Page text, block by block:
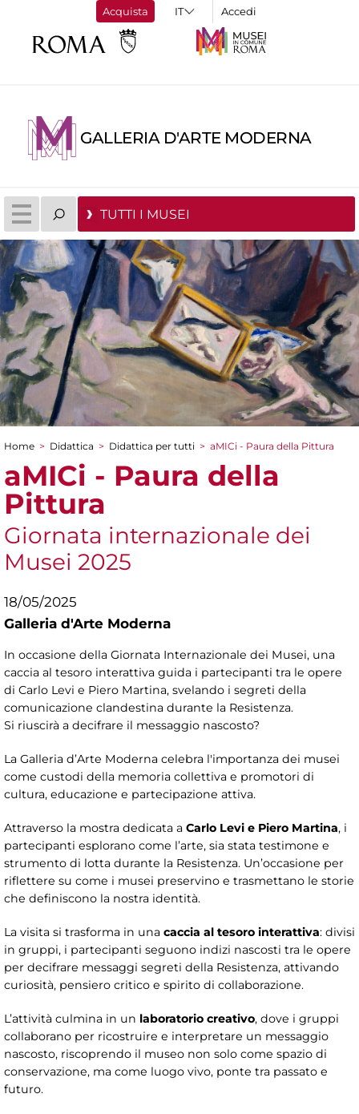
Acquista Accedi
GALLERIA D'ARTE MODERNA
TUTTI I MUSEI
Tu sei qui
Home > Didattica > Didattica per tutti > aMICi - Paura della Pittura
aMICi - Paura della
Pittura
Giornata internazionale dei
Musei 2025
18/05/2025
Galleria d'Arte Moderna
In occasione della Giornata Internazionale dei Musei, una
caccia al tesoro interattiva guida i partecipanti tra le opere
di Carlo Levi e Piero Martina, svelando i segreti della
comunicazione clandestina durante la Resistenza.
Si riuscirà a decifrare il messaggio nascosto?
La Galleria d’Arte Moderna celebra l'importanza dei musei
come custodi della memoria collettiva e promotori di
cultura, educazione e partecipazione attiva.
Attraverso la mostra dedicata a Carlo Levi e Piero Martina, i
partecipanti esplorano come l’arte, sia stata testimone e
strumento di lotta durante la Resistenza. Un’occasione per
riflettere su come i musei preservino e trasmettano le storie
che definiscono la nostra identità.
La visita si trasforma in una caccia al tesoro interattiva: divisi
in gruppi, i partecipanti seguono indizi nascosti tra le opere
per decifrare messaggi segreti della Resistenza, attivando
curiosità, pensiero critico e spirito di collaborazione.
L’attività culmina in un laboratorio creativo, dove i gruppi
collaborano per ricostruire e interpretare un messaggio
nascosto, riscoprendo il museo non solo come spazio di
conservazione, ma come luogo vivo, ponte tra passato e
futuro.